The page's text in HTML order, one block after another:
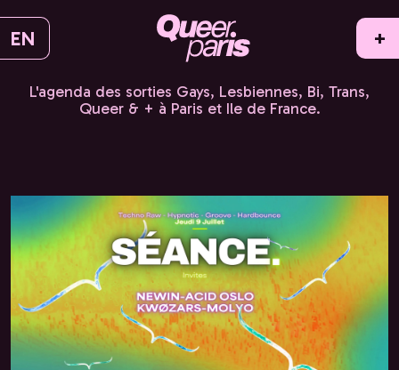
EN +
L'agenda des sorties Gays, Lesbiennes, Bi, Trans,
Queer & + à Paris et Ile de France.